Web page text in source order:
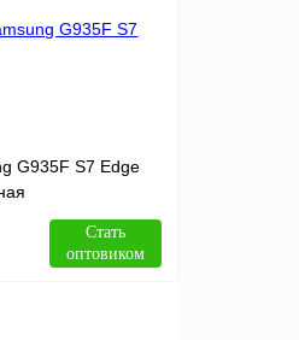
В
G935F S7 Edge
Стать
оптовиком